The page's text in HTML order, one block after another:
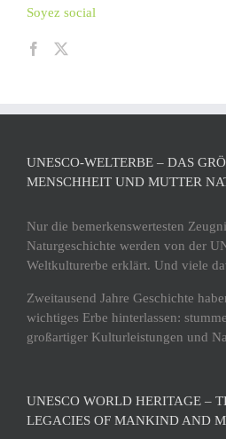
Soyez social
UNESCO-WELTERBE – DAS
ENSCHHEIT UND MUTTER
Nur die bemerkenswertesten
Naturgeschichte werden von der
Weltkulturerbe erklärt. Und viele
Zweitausend Jahre Geschichte
wichtiges Erbe hinterlassen:
großartiger Kulturleistungen und
UNESCO WORLD HERITAGE –
LEGACIES OF MANKIND AND